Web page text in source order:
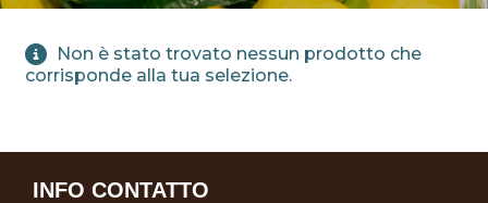
Non è stato trovato nessun prodotto che
corrisponde alla tua selezione.
INFO CONTATTO